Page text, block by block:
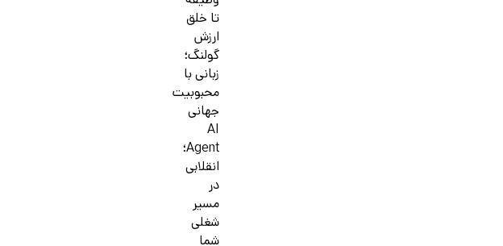
تا خلق
ارزش
گولنگ؛
زبانی با
محبوبیت
جهانی
AI
Agent؛
انقلابی
در
مسیر
شغلی